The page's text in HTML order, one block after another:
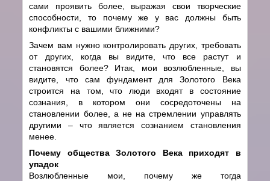
сами проявить более, выражая свои творческие
способности, то почему же у вас должны быть
конфликты с вашими ближними?
Зачем вам нужно контролировать других, требовать
от других, когда вы видите, что все растут и
становятся более? Итак, мои возлюбленные, вы
видите, что сам фундамент для Золотого Века
строится на том, что люди входят в состояние
сознания, в котором они сосредоточены на
становлении более, а не на стремлении управлять
другими – что является сознанием становления
менее.
Почему общества Золотого Века приходят в
упадок
Возлюбленные мои, почему же тогда